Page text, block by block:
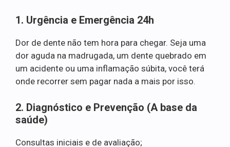
1. Urgência e Emergência 24h
Dor de dente não tem hora para chegar. Seja uma
dor aguda na madrugada, um dente quebrado em
um acidente ou uma inflamação súbita, você terá
onde recorrer sem pagar nada a mais por isso.
2. Diagnóstico e Prevenção (A base da
saúde)
Consultas iniciais e de avaliação;